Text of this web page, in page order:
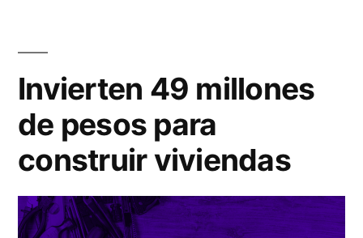
Invierten 49 millones
de pesos para
construir viviendas